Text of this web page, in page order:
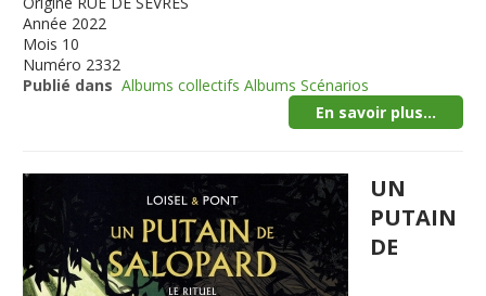
Année 2022
Mois 10
Numéro 2332
Publié dans Albums collectifs Albums Scénarios
En savoir plus...
UN
PUTAIN
DE